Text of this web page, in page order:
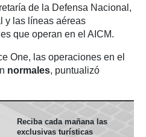
de la Defensa Nacional,
y las líneas aéreas
que operan en el AICM.
One, las operaciones en el
normales, puntualizó
Reciba cada mañana las
exclusivas turísticas